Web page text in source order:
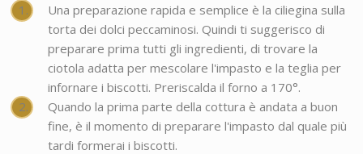
Una preparazione rapida e semplice è la ciliegina sulla
torta dei dolci peccaminosi. Quindi ti suggerisco di
preparare prima tutti gli ingredienti, di trovare la
ciotola adatta per mescolare l'impasto e la teglia per
infornare i biscotti. Preriscalda il forno a 170°.
Quando la prima parte della cottura è andata a buon
fine, è il momento di preparare l'impasto dal quale più
tardi formerai i biscotti.